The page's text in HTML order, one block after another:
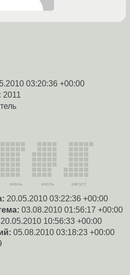
03:20:36 +00:00
2011
июнь июль август
20.05.2010 03:22:36 +00:00
03.08.2010 01:56:17 +00:00
20.05.2010 10:56:33 +00:00
05.08.2010 03:18:23 +00:00